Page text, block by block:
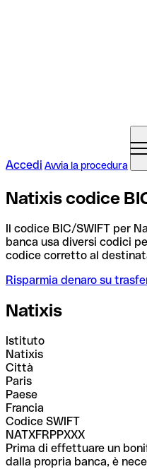
Accedi Avvia la procedura
Natixis codice
Il codice BIC/SWIFT per
banca usa diversi codici
codice corretto al
Risparmia denaro su
Natixis
Istituto
Natixis
Città
Paris
Paese
Francia
Codice SWIFT
NATXFRPPXXX
Prima di effettuare un
dalla propria banca, è